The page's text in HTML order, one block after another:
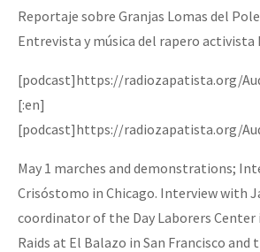
Reportaje sobre Granjas Lomas del
Entrevista y música del rapero activista
[podcast]https://radiozapatista.org/
[:en]
[podcast]https://radiozapatista.org/
May 1 marches and demonstrations;
Crisóstomo in Chicago. Interview with
coordinator of the Day Laborers Center
Raids at El Balazo in San Francisco and